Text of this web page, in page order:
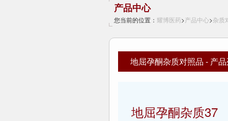
产品中心
您当前的位置： 耀博医药>产品中心>杂质
地屈孕酮杂质对照品 - 产
地屈孕酮杂质37